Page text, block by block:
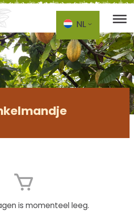
NL
is momenteel leeg.